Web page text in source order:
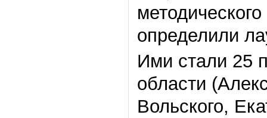
определили
Ими стали 25
области
Вольского,